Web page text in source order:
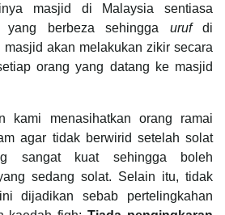
masjid di Malaysia sentiasa
berbeza sehingga urufdi
masjid akan melakukan zikir secara
orang yang datang ke masjid
kami menasihatkan orang ramai
agar tidak berwirid setelah solat
sangat kuat sehingga boleh
sedang solat. Selain itu, tidak
dijadikan sebab pertelingkahan